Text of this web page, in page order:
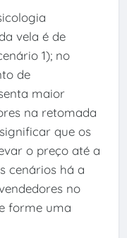
vela é de
1); no
de
maior
na retomada
que os
o preço até a
cenários há a
no
forme uma